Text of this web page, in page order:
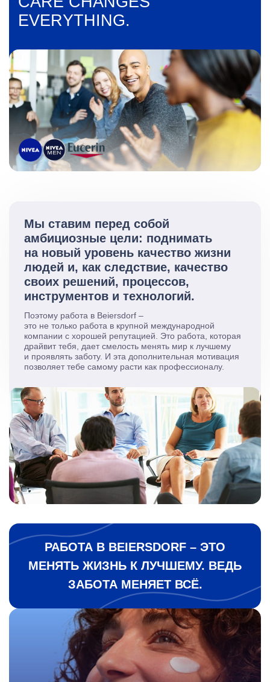
EVERYTHING.
Мы ставим перед собой
амбициозные цели: поднимать
на новый уровень качество жизни
людей и, как следствие, качество
своих решений, процессов,
инструментов и технологий.
Поэтому работа в Beiersdorf –
это не только работа в крупной международной
компании с хорошей репутацией. Это работа, которая
драйвит тебя, дает смелость менять мир к лучшему
и проявлять заботу. И эта дополнительная мотивация
позволяет тебе самому расти как профессионалу.
РАБОТА В BEIERSDORF – ЭТО
МЕНЯТЬ ЖИЗНЬ К ЛУЧШЕМУ. ВЕДЬ
ЗАБОТА МЕНЯЕТ ВСЁ.